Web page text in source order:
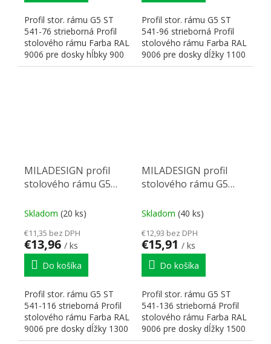
Profil stor. rámu G5 ST
541-76 strieborná Profil
stolového rámu Farba RAL
9006 pre dosky hĺbky 900
mm Rozmery:...
Profil stor. rámu G5 ST
541-96 strieborná Profil
stolového rámu Farba RAL
9006 pre dosky dĺžky 1100
mm Rozmery:...
MILADESIGN profil
stolového rámu G5
Skladom (20 ks)
€11,35 bez DPH
€13,96 / ks
Do košíka
Profil stor. rámu G5 ST
541-116 strieborná Profil
stolového rámu Farba RAL
9006 pre dosky dĺžky 1300
mm Rozmery:...
MILADESIGN profil
stolového rámu G5
Skladom (40 ks)
€12,93 bez DPH
€15,91 / ks
Do košíka
Profil stor. rámu G5 ST
541-136 strieborná Profil
stolového rámu Farba RAL
9006 pre dosky dĺžky 1500
mm Rozmery:...